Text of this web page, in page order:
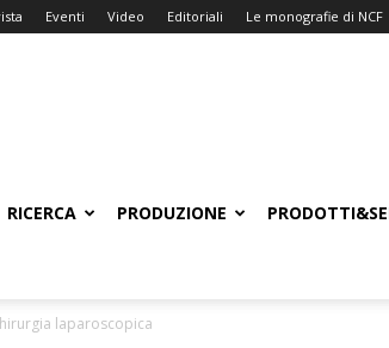
Eventi Video Editoriali Le monografie di NCF
RICERCA PRODUZIONE
laparoscopica